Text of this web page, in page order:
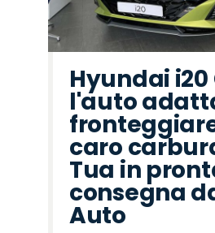
Hyundai i20
l'auto
caro
Tua in
consegna
Auto